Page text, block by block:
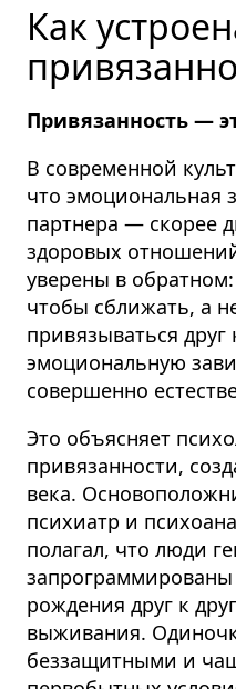
Как
Привязанность —
В современной
что эмоциональная
партнера — скорее
здоровых
уверены в обратном:
чтобы сближать, а
привязываться друг
эмоциональную
совершенно
Это объясняет
привязанности,
века.
психиатр и
полагал, что люди
запрограммированы
рождения друг к
выживания.
беззащитными и